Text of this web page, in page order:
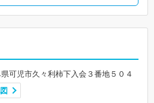
可児市久々利柿下入会３番地５０４